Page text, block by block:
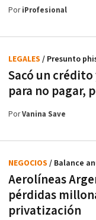
PoriProfesional
Sacó un
para no pagar,
LEGALES / Presunto
PorVanina Save
Aerolíneas
pérdidas
privatización
NEGOCIOS / Balance